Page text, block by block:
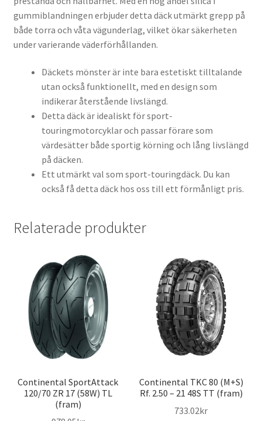
gummiblandningen erbjuder detta däck utmärkt grepp på
både torra och våta vägunderlag, vilket ökar säkerheten
under varierande väderförhållanden.
Däckets mönster är inte bara estetiskt tilltalande
utan också funktionellt, med en design som
indikerar återstående livslängd.
Detta däck är idealiskt för sport-
touringmotorcyklar och passar förare som
värdesätter både sportig körning och lång livslängd
på däcken.
Ett utmärkt val som sport-touringdäck. Du kan
också få detta däck hos oss till ett förmånligt pris.
Relaterade produkter
Continental SportAttack
120/70 ZR 17 (58W) TL
(fram)
Continental TKC 80 (M+S)
Rf. 2.50 – 21 48S TT (fram)
733.02kr